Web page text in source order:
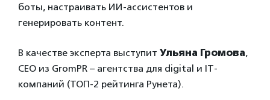
боты, настраивать ИИ-ассистентов и
генерировать контент.
В качестве эксперта выступит Ульяна Громова,
СЕО из GromPR – агентства для digital и IT-
компаний (ТОП-2 рейтинга Рунета).